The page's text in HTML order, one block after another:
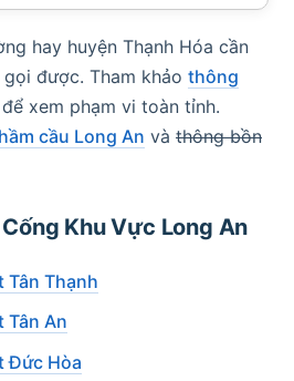
hay huyện Thạnh Hóa cần
được. Tham khảo thông
để xem phạm vi toàn tỉnh.
cầu Long An và thông bồn
Khu Vực Long An
Thạnh
Tân An
Đức Hòa